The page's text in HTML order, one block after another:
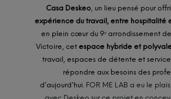
Casa Deskeo, un lieu pensé pour
expérience du travail, entre hospitalité
en plein cœur du 9ᵉ arrondissement
Victoire, cet espace hybride et
travail, espaces de détente et
répondre aux besoins des
d’aujourd’hui. FOR ME LAB a eu le